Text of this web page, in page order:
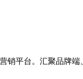
销平台。汇聚品牌